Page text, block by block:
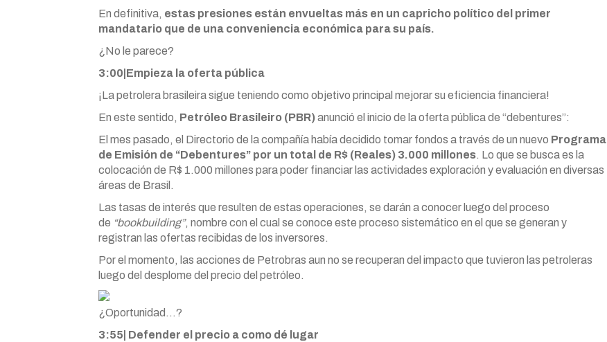
En definitiva, estas presiones están envueltas más en un capricho político del primer
mandatario que de una conveniencia económica para su país.
¿No le parece?
3:00|Empieza la oferta pública
¡La petrolera brasileira sigue teniendo como objetivo principal mejorar su eficiencia financiera!
En este sentido, Petróleo Brasileiro (PBR)anunció el inicio de la oferta pública de “debentures”:
El mes pasado, el Directorio de la compañía había decidido tomar fondos a través de un nuevo Programa
de Emisión de “Debentures” por un total de R$ (Reales) 3.000 millones. Lo que se busca es la
colocación de R$ 1.000 millones para poder financiar las actividades exploración y evaluación en diversas
áreas de Brasil.
Las tasas de interés que resulten de estas operaciones, se darán a conocer luego del proceso
de “bookbuilding”, nombre con el cual se conoce este proceso sistemático en el que se generan y
registran las ofertas recibidas de los inversores.
Por el momento, las acciones de Petrobras aun no se recuperan del impacto que tuvieron las petroleras
luego del desplome del precio del petróleo.
¿Oportunidad…?
3:55| Defender el precio a como dé lugar